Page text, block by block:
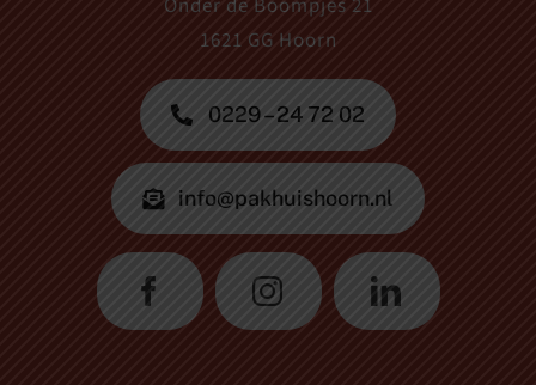
Onder de Boompjes 21
1621 GG Hoorn
0229 – 24 72 02
info@pakhuishoorn.nl